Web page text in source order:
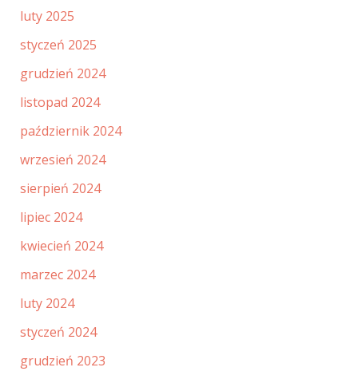
luty 2025
styczeń 2025
grudzień 2024
listopad 2024
październik 2024
wrzesień 2024
sierpień 2024
lipiec 2024
kwiecień 2024
marzec 2024
luty 2024
styczeń 2024
grudzień 2023